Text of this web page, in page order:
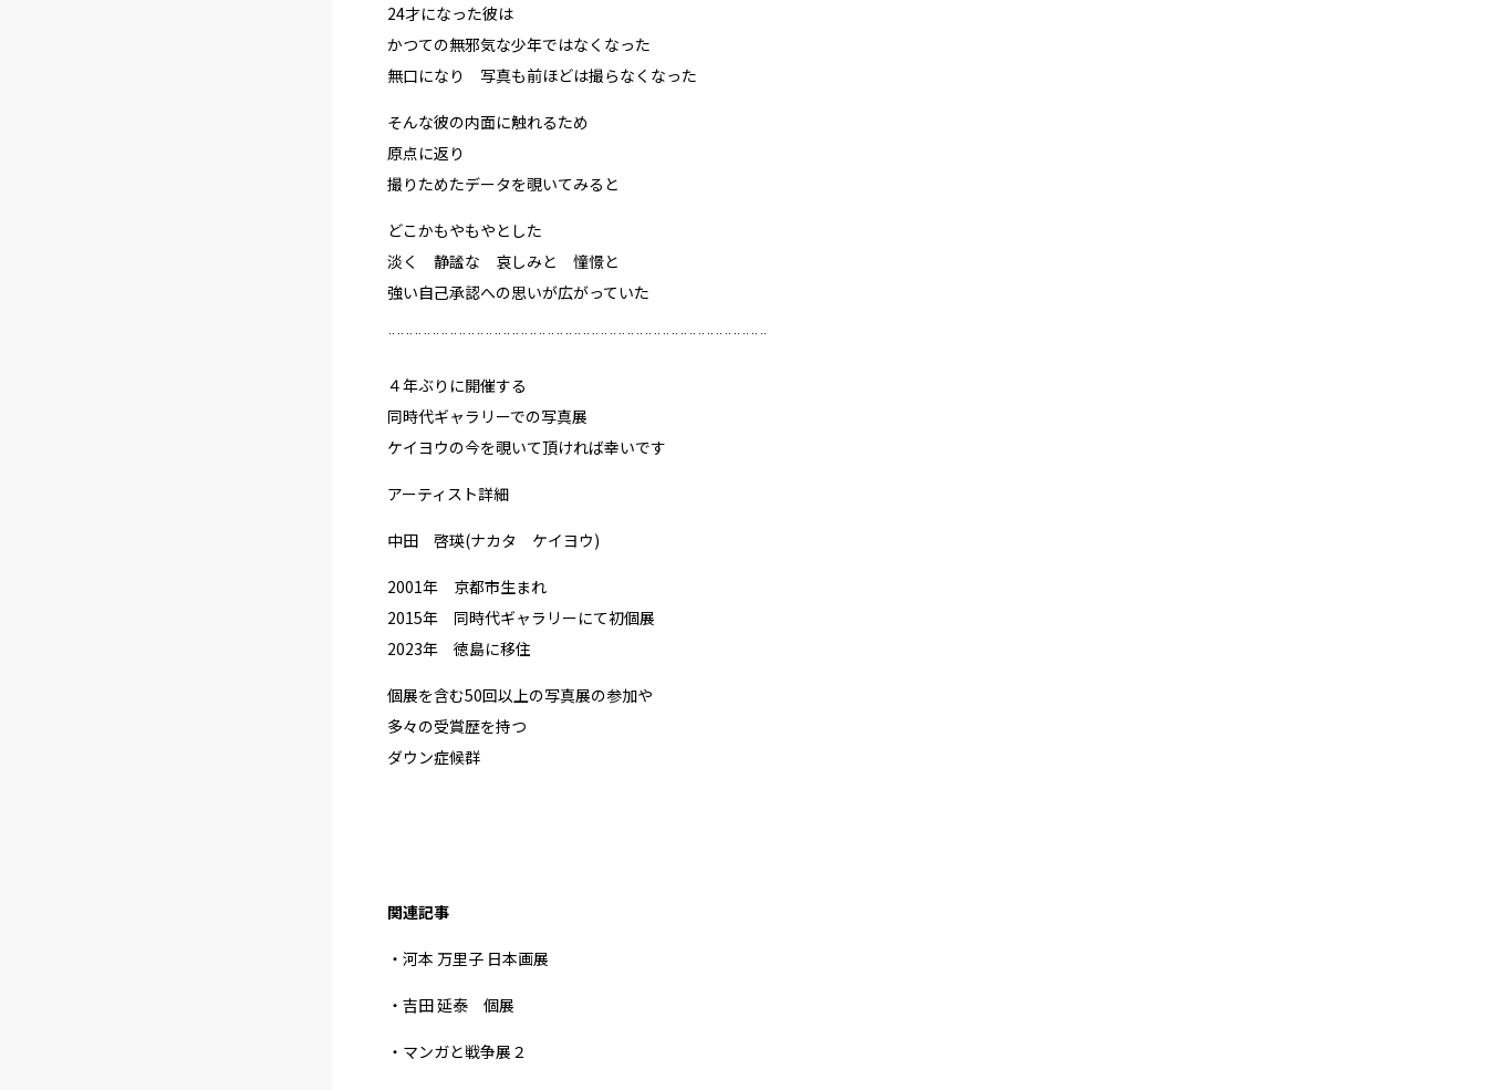
24才になった彼は
かつての無邪気な少年ではなくなった
無口になり 写真も前ほどは撮らなくなった
そんな彼の内面に触れるため
原点に返り
撮りためたデータを覗いてみると
どこかもやもやとした
淡く 静謐な 哀しみと 憧憬と
強い自己承認への思いが広がっていた
¨¨¨¨¨¨¨¨¨¨¨¨¨¨¨¨¨¨¨¨¨¨¨¨¨¨¨¨¨¨¨¨¨¨¨¨¨¨¨¨¨¨¨
４年ぶりに開催する
同時代ギャラリーでの写真展
ケイヨウの今を覗いて頂ければ幸いです
アーティスト詳細
中田 啓瑛(ナカタ ケイヨウ)
2001年 京都市生まれ
2015年 同時代ギャラリーにて初個展
2023年 徳島に移住
個展を含む50回以上の写真展の参加や
多々の受賞歴を持つ
ダウン症候群
関連記事
・河本 万里子 日本画展
・吉田 延泰 個展
・マンガと戦争展２